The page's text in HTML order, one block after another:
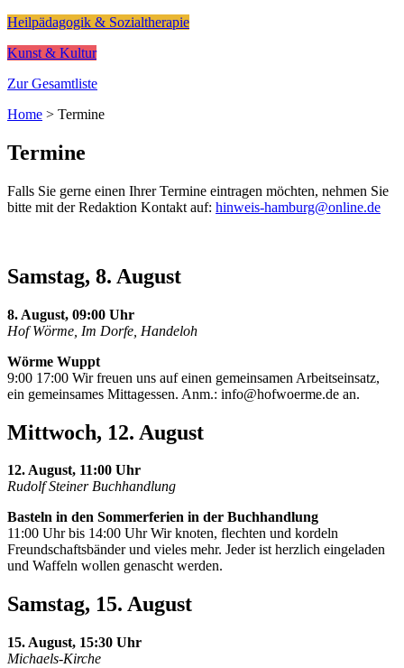
Heilpädagogik & Sozialtherapie
Kunst & Kultur
Zur Gesamtliste
Home > Termine
Termine
Falls Sie gerne einen Ihrer Termine eintragen möchten, nehmen Sie
bitte mit der Redaktion Kontakt auf: hinweis-hamburg@online.de
Samstag, 8. August
8. August, 09:00 Uhr
Hof Wörme, Im Dorfe, Handeloh
Wörme Wuppt
9:00 17:00 Wir freuen uns auf einen gemeinsamen Arbeitseinsatz,
ein gemeinsames Mittagessen. Anm.: info@hofwoerme.de an.
Mittwoch, 12. August
12. August, 11:00 Uhr
Rudolf Steiner Buchhandlung
Basteln in den Sommerferien in der Buchhandlung
11:00 Uhr bis 14:00 Uhr Wir knoten, flechten und kordeln
Freundschaftsbänder und vieles mehr. Jeder ist herzlich eingeladen
und Waffeln wollen genascht werden.
Samstag, 15. August
15. August, 15:30 Uhr
Michaels-Kirche